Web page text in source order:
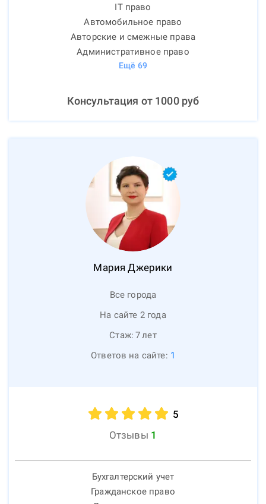
IT право
Автомобильное право
Авторские и смежные права
Административное право
Ещё 69
Консультация от 1000руб
Мария Джерики
Все города
На сайте 2 года
Стаж: 7лет
Ответов на сайте: 1
5
Отзывы 1
Бухгалтерский учет
Гражданское право